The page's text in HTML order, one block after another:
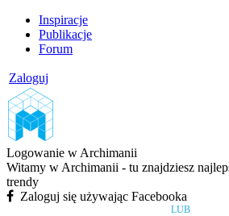
Inspiracje
Publikacje
Forum
Zaloguj
Logowanie w Archimanii
Witamy w Archimanii - tu znajdziesz
trendy
Zaloguj się używając Facebooka
LUB